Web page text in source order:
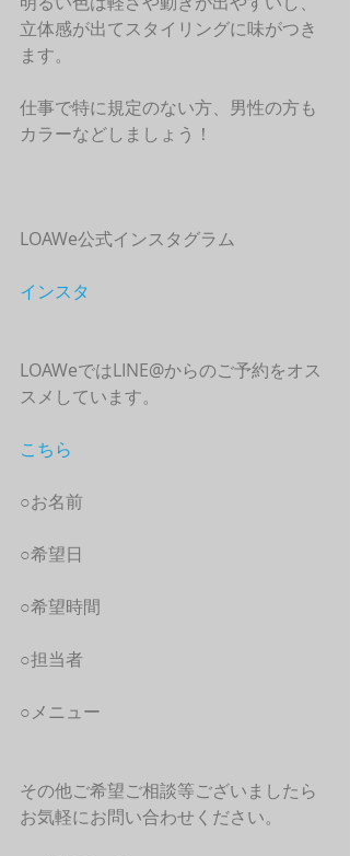
立体感が出てスタイリングに味がつき
ます。
仕事で特に規定のない方、男性の方も
カラーなどしましょう！
LOAWe公式インスタグラム
インスタ
LOAWeではLINE@からのご予約をオス
スメしています。
こちら
○お名前
○希望日
○希望時間
○担当者
○メニュー
その他ご希望ご相談等ございましたら
お気軽にお問い合わせください。